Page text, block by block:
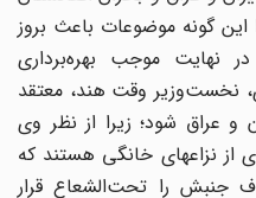
گونه موضوعات باعث بروز
موجب بهره‌برداری
نخست‌وزیر وقت هند، معتقد
عراق شود؛ زیرا از نظر وی
نزاعهای خانگی هستند که
را تحت‌الشعاع قرار